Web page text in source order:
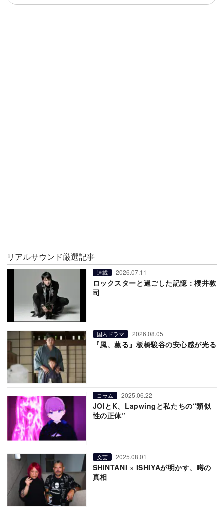
リアルサウンド厳選記事
連載 2026.07.11
ロックスターと過ごした記憶：櫻井敦
司
国内ドラマ 2026.08.05
『風、薫る』板橋駿谷の安心感が光る
コラム 2025.06.22
JOIとK、Lapwingと私たちの“類似
性の正体”
文芸 2025.08.01
SHINTANI × ISHIYAが明かす、噂の
真相